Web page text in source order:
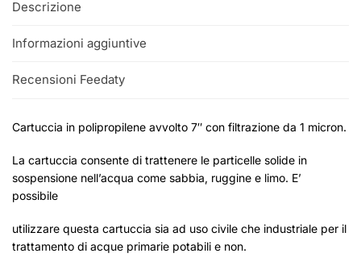
Descrizione
Informazioni aggiuntive
Recensioni Feedaty
Cartuccia in polipropilene avvolto 7″ con filtrazione da 1 micron.
La cartuccia consente di trattenere le particelle solide in
sospensione nell’acqua come sabbia, ruggine e limo. E’
possibile
utilizzare questa cartuccia sia ad uso civile che industriale per il
trattamento di acque primarie potabili e non.